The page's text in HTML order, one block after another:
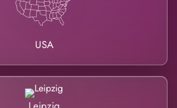
USA